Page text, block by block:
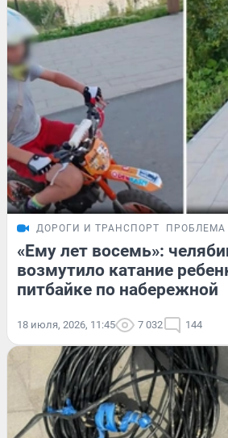
ДОРОГИ И ТРАНСПОРТ ПРОБЛЕМА
«Ему лет восемь»:
возмутило катание
питбайке по набережной
18 июля, 2026, 11:45 7 032 144